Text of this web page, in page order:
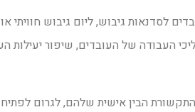
לסדנאות גיבוש, ליום גיבוש
העבודה של העובדים, שיפור יעילות
הבין אישית שלהם, לגרום